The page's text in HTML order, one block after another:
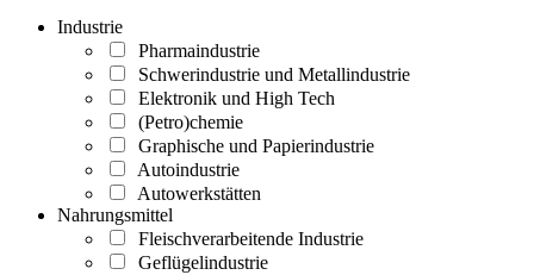
Industrie
Pharmaindustrie
Schwerindustrie und Metallindustrie
Elektronik und High Tech
(Petro)chemie
Graphische und Papierindustrie
Autoindustrie
Autowerkstätten
Nahrungsmittel
Fleischverarbeitende Industrie
Geflügelindustrie